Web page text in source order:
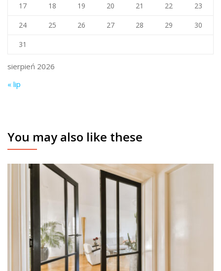
sierpień 2026
17 18 19 20 21 22 23
24 25 26 27 28 29 30
31
« lip
You may also like these